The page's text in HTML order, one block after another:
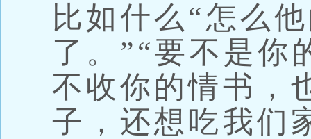
比如什么“怎么
了。”“要不是你
不收你的情书，
子，还想吃我们